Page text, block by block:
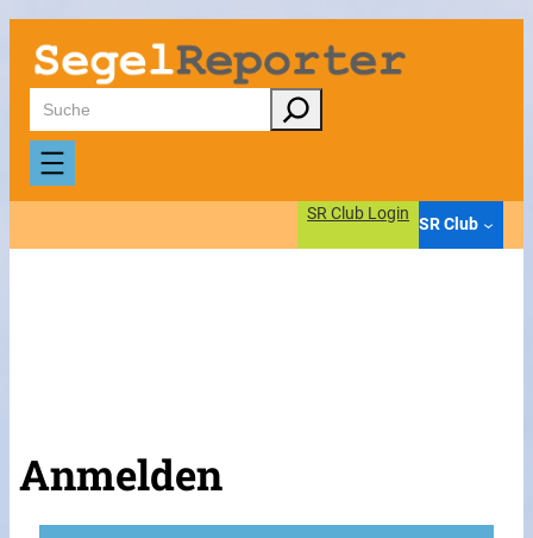
Suchen
SR Club Login
SR Club
Anmelden